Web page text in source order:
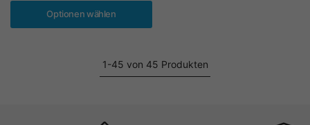
Optionen wählen
1-45 von 45 Produkten